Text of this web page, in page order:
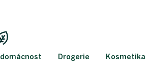
domácnost Drogerie Kosmetika